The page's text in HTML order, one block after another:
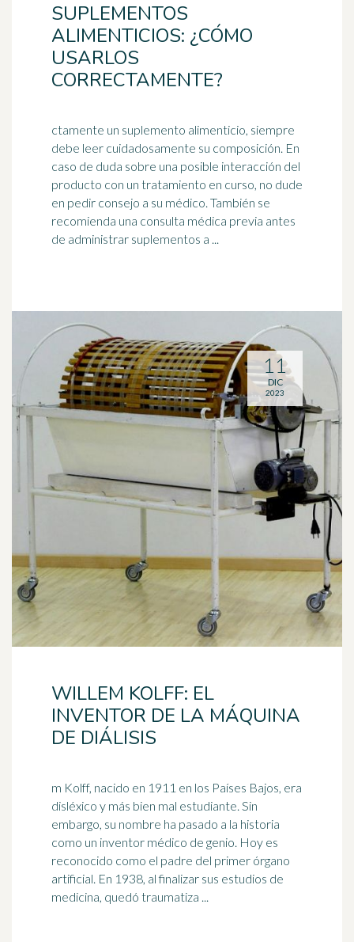
SUPLEMENTOS
ALIMENTICIOS: ¿CÓMO
USARLOS
CORRECTAMENTE?
ctamente un suplemento alimenticio, siempre
debe leer cuidadosamente su composición. En
caso de duda sobre una posible interacción del
producto con un tratamiento en curso, no dude
en pedir consejo a su médico. También se
recomienda una consulta médica previa antes
de administrar suplementos a ...
WILLEM KOLFF: EL
INVENTOR DE LA MÁQUINA
DE DIÁLISIS
m Kolff, nacido en 1911 en los Países Bajos, era
disléxico y más bien mal estudiante. Sin
embargo, su nombre ha pasado a la historia
como un inventor médico de genio. Hoy es
reconocido como el padre del primer órgano
artificial. En 1938, al finalizar sus estudios de
medicina, quedó traumatiza ...
11
DIC
2023